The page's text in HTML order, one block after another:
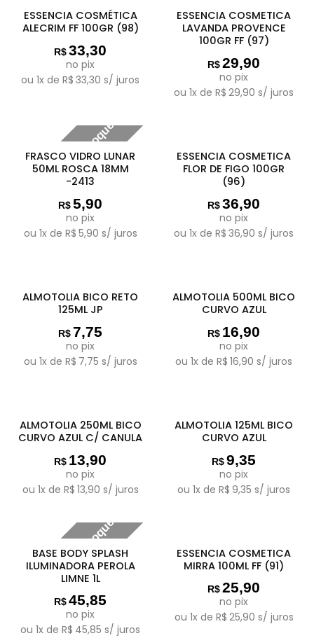
ESSENCIA COSMÉTICA
ALECRIM FF 100GR (98)
R$33,30
no pix
ou 1x de R$ 33,30 s/ juros
ESSENCIA COSMETICA
LAVANDA PROVENCE
100GR FF (97)
R$29,90
no pix
ou 1x de R$ 29,90 s/ juros
Fora de estoque
FRASCO VIDRO LUNAR
50ML ROSCA 18MM
-2413
R$5,90
no pix
ou 1x de R$ 5,90 s/ juros
ESSENCIA COSMETICA
FLOR DE FIGO 100GR
(96)
R$36,90
no pix
ou 1x de R$ 36,90 s/ juros
ALMOTOLIA BICO RETO
125ML JP
R$7,75
no pix
ou 1x de R$ 7,75 s/ juros
ALMOTOLIA 500ML BICO
CURVO AZUL
R$ 16,90
no pix
ou 1x de R$ 16,90 s/ juros
ALMOTOLIA 250ML BICO
CURVO AZUL C/ CANULA
R$ 13,90
no pix
ou 1x de R$ 13,90 s/ juros
ALMOTOLIA 125ML BICO
CURVO AZUL
R$9,35
no pix
ou 1x de R$ 9,35 s/ juros
Fora de estoque
BASE BODY SPLASH
ILUMINADORA PEROLA
LIMNE 1L
R$45,85
no pix
ou 1x de R$ 45,85 s/ juros
ESSENCIA COSMETICA
MIRRA 100ML FF (91)
R$25,90
no pix
ou 1x de R$ 25,90 s/ juros